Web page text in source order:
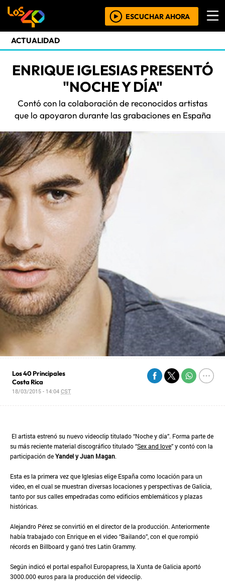
ESCUCHAR AHORA
ACTUALIDAD
ENRIQUE IGLESIAS PRESENTÓ
"NOCHE Y DÍA"
Contó con la colaboración de reconocidos artistas
que lo apoyaron durante las grabaciones en España
Los 40 Principales
Costa Rica
18/03/2015 - 14:04CST
El artista estrenó su nuevo videoclip titulado “Noche y día”. Forma parte de
su más reciente material discográfico titulado “Sex and love” y contó con la
participación deYandel y Juan Magan.
Esta es la primera vez que Iglesias elige España como locación para un
video, en el cual se muestran diversas locaciones y perspectivas de Galicia,
tanto por sus calles empedradas como edificios emblemáticos y plazas
históricas.
Alejandro Pérez se convirtió en el director de la producción. Anteriormente
había trabajado con Enrique en el video “Bailando”, con el que rompió
récords en Billboard y ganó tres Latin Grammy.
Según indicó el portal español Europapress, la Xunta de Galicia aportó
3000.000 euros para la producción del videoclip.